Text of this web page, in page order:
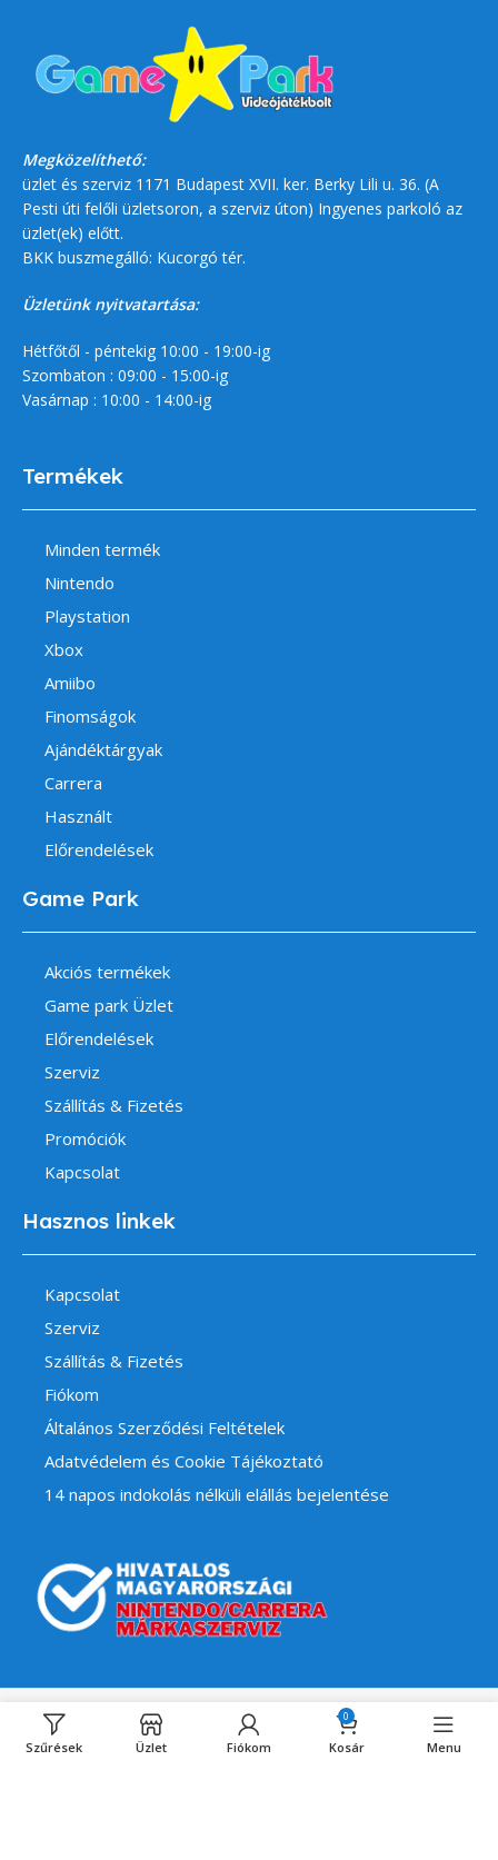
Megközelíthető:
üzlet és szerviz 1171 Budapest XVII. ker. Berky Lili u. 36. (A
Pesti úti felőli üzletsoron, a szerviz úton) Ingyenes parkoló az
üzlet(ek) előtt.
BKK buszmegálló: Kucorgó tér.
Üzletünk nyitvatartása:
Hétfőtől - péntekig 10:00 - 19:00-ig
Szombaton : 09:00 - 15:00-ig
Vasárnap : 10:00 - 14:00-ig
Termékek
Minden termék
Nintendo
Playstation
Xbox
Amiibo
Finomságok
Ajándéktárgyak
Carrera
Használt
Előrendelések
Game Park
Akciós termékek
Game park Üzlet
Előrendelések
Szerviz
Szállítás & Fizetés
Promóciók
Kapcsolat
Hasznos linkek
Kapcsolat
Szerviz
Szállítás & Fizetés
Fiókom
Általános Szerződési Feltételek
Adatvédelem és Cookie Tájékoztató
14 napos indokolás nélküli elállás bejelentése
Powered by WEBCOMPASS webcompass.hu 🚀
Szűrések Üzlet Fiókom
0
Kosár Menu